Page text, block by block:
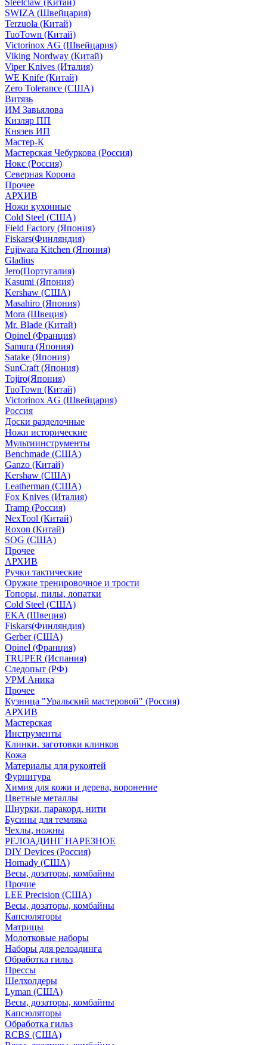
Steelclaw (Китай)
SWIZA (Швейцария)
Terzuola (Китай)
TuoTown (Китай)
Victorinox AG (Швейцария)
Viking Nordway (Китай)
Viper Knives (Италия)
WE Knife (Китай)
Zero Tolerance (США)
Витязь
ИМ Завьялова
Кизляр ПП
Князев ИП
Мастер-К
Мастерская Чебуркова (Россия)
Нокс (Россия)
Северная Корона
Прочее
АРХИВ
Ножи кухонные
Cold Steel (США)
Field Factory (Япония)
Fiskars(Финляндия)
Fujiwara Kitchen (Япония)
Gladius
Jero(Португалия)
Kasumi (Япония)
Kershaw (США)
Masahiro (Япония)
Mora (Швеция)
Mr. Blade (Китай)
Opinel (Франция)
Samura (Япония)
Satake (Япония)
SunCraft (Япония)
Tojiro(Япония)
TuoTown (Китай)
Victorinox AG (Швейцария)
Россия
Доски разделочные
Ножи исторические
Мультиинструменты
Benchmade (США)
Ganzo (Китай)
Kershaw (США)
Leatherman (США)
Fox Knives (Италия)
Tramp (Россия)
NexTool (Китай)
Roxon (Китай)
SOG (США)
Прочее
АРХИВ
Ручки тактические
Оружие тренировочное и трости
Топоры, пилы, лопатки
Cold Steel (США)
EKA (Швеция)
Fiskars(Финляндия)
Gerber (США)
Opinel (Франция)
TRUPER (Испания)
Следопыт (РФ)
УРМ Аника
Прочее
Кузница "Уральский мастеровой" (Россия)
АРХИВ
Мастерская
Инструменты
Клинки. заготовки клинков
Кожа
Материалы для рукоятей
Фурнитура
Химия для кожи и дерева, воронение
Цветные металлы
Шнурки, паракорд, нити
Бусины для темляка
Чехлы, ножны
РЕЛОАДИНГ НАРЕЗНОЕ
DIY Devices (Россия)
Hornady (США)
Весы, дозаторы, комбайны
Прочие
LEE Precision (США)
Весы, дозаторы, комбайны
Капсюляторы
Матрицы
Молотковые наборы
Наборы для релоадинга
Обработка гильз
Преcсы
Шелхолдеры
Lyman (США)
Весы, дозаторы, комбайны
Капсюляторы
Обработка гильз
RCBS (США)